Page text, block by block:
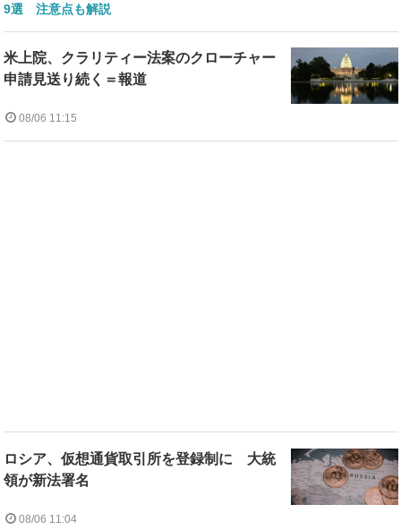
9選 注意点も解説
米上院、クラリティー法案のクローチャー
申請見送り続く＝報道
08/06 11:15
ロシア、仮想通貨取引所を登録制に 大統
領が新法署名
08/06 11:04